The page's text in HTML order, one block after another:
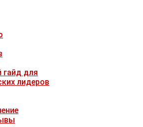
гайд для
лидеров